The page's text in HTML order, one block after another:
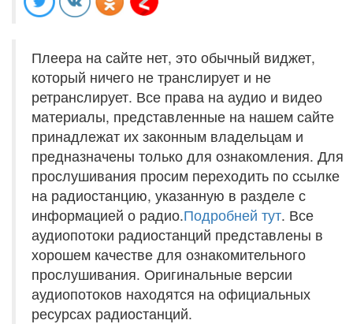
Плеера на сайте нет, это обычный виджет,
который ничего не транслирует и не
ретранслирует. Все права на аудио и видео
материалы, представленные на нашем сайте
принадлежат их законным владельцам и
предназначены только для ознакомления. Для
прослушивания просим переходить по ссылке
на радиостанцию, указанную в разделе с
информацией о радио.Подробней тут. Все
аудиопотоки радиостанций представлены в
хорошем качестве для ознакомительного
прослушивания. Оригинальные версии
аудиопотоков находятся на официальных
ресурсах радиостанций.